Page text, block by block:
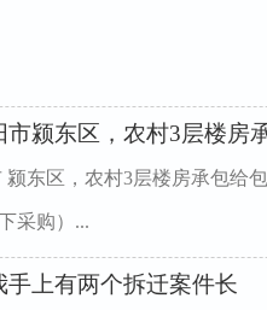
颍东区，农村3层楼房
东区，农村3层楼房承包给
采购）...
上有两个拆迁案件长